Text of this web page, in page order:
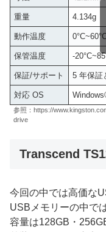
重量 4.134g
動作温度
保管温度 -
保証/サポート 5 年保証
対応 OS
参照：https://
drive
Transcend
今回の中では高価な
USBメモリーの中で
容量は128GB・